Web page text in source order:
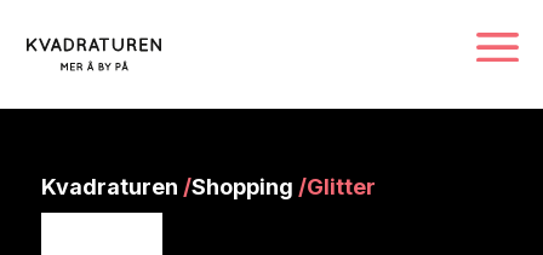
Kvadraturen /Shopping /Glitter